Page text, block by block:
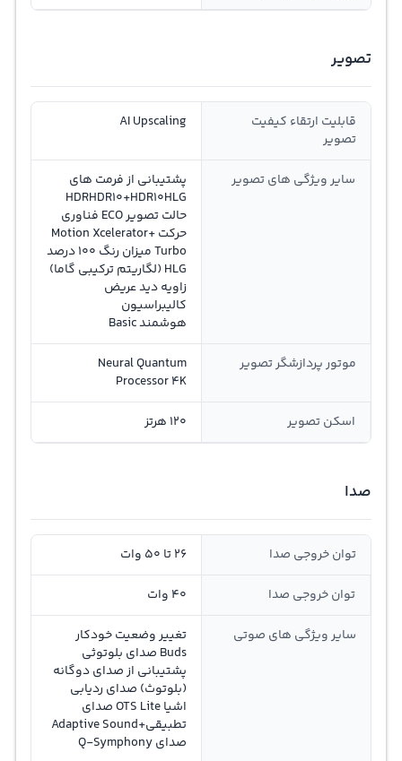
تصویر
قابلیت ارتقاء کیفیت
تصویر
AI Upscaling
سایر ویژگی های تصویر
پشتیبانی از فرمت های
HDRHDR10+HDR10HLG
حالت تصویر ECO فناوری
حرکت +Motion Xcelerator
Turbo میزان رنگ 100 درصد
HLG (لگاریتم ترکیبی گاما)
زاویه دید عریض
کالیبراسیون
هوشمند Basic
موتور پردازشگر تصویر
Neural Quantum
Processor 4K
اسکن تصویر 120 هرتز
صدا
توان خروجی صدا 26 تا 50 وات
توان خروجی صدا 40 وات
سایر ویژگی های صوتی
تغییر وضعیت خودکار
Buds صدای بلوتوثی
پشتیبانی از صدای دوگانه
(بلوتوث) صدای ردیابی
اشیا OTS Lite صدای
تطبیقی+Adaptive Sound
صدای Q-Symphony